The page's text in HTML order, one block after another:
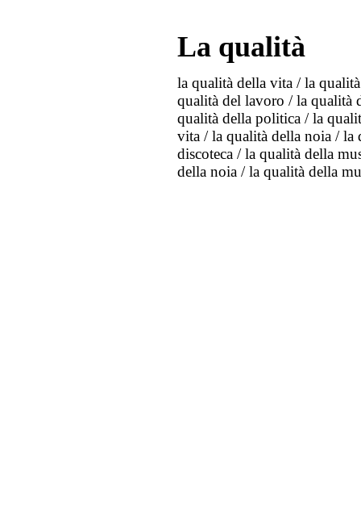
La qualità
la qualità della vita / la
qualità del lavoro / la qualità
qualità della politica / la
vita / la qualità della noia / la
discoteca / la qualità della
della noia / la qualità della